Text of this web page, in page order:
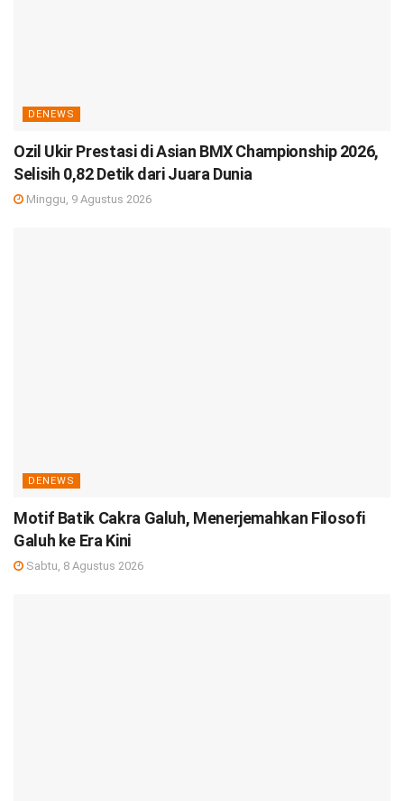
DENEWS
Ozil Ukir Prestasi di Asian BMX Championship 2026,
Selisih 0,82 Detik dari Juara Dunia
Minggu, 9 Agustus 2026
DENEWS
Motif Batik Cakra Galuh, Menerjemahkan Filosofi
Galuh ke Era Kini
Sabtu, 8 Agustus 2026